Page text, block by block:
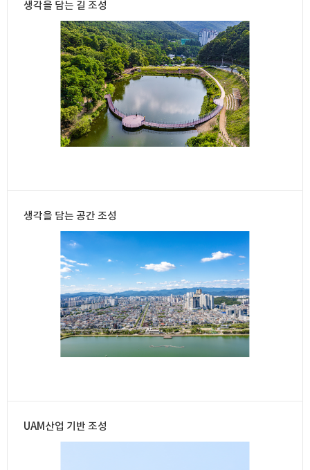
생각을 담는 길 조성
생각을 담는 공간 조성
UAM산업 기반 조성